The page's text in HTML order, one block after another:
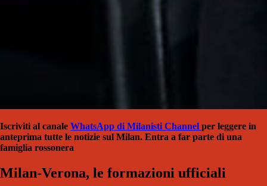
Iscriviti al canale WhatsApp di Milanisti Channel per leggere in
anteprima tutte le notizie sul Milan. Entra a far parte di una
famiglia rossonera
Milan-Verona, le formazioni ufficiali